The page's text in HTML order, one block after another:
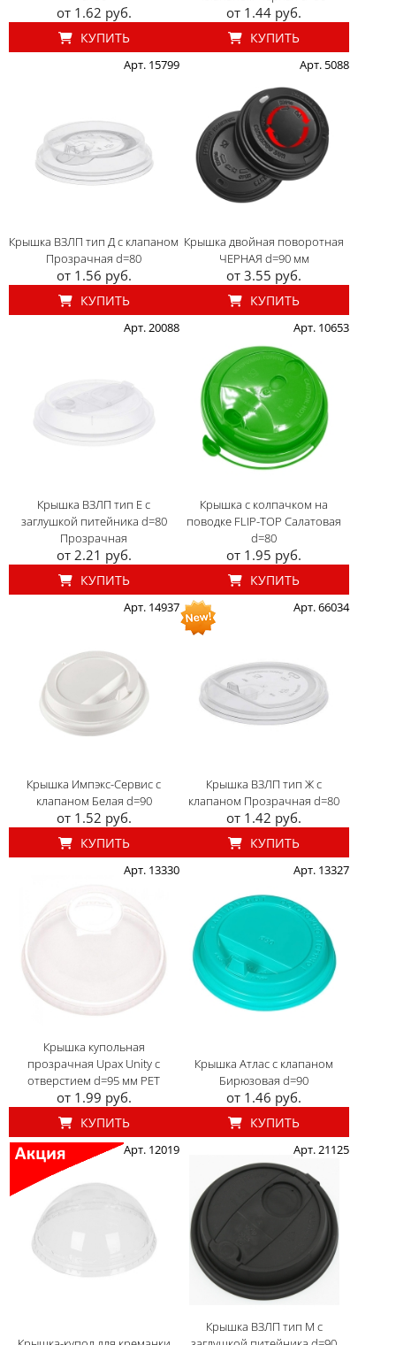
от 1.62 руб.
КУПИТЬ
от 1.44 руб.
КУПИТЬ
Арт. 15799
Крышка ВЗЛП тип Д с клапаном
Прозрачная d=80
от 1.56 руб.
КУПИТЬ
Арт. 5088
Крышка двойная поворотная
ЧЕРНАЯ d=90 мм
от 3.55 руб.
КУПИТЬ
Арт. 20088
Крышка ВЗЛП тип E с
заглушкой питейника d=80
Прозрачная
от 2.21 руб.
КУПИТЬ
Арт. 10653
Крышка с колпачком на
поводке FLIP-TOP Салатовая
d=80
от 1.95 руб.
КУПИТЬ
Арт. 14937
Крышка Импэкс-Сервис с
клапаном Белая d=90
от 1.52 руб.
КУПИТЬ
Арт. 66034
Крышка ВЗЛП тип Ж с
клапаном Прозрачная d=80
от 1.42 руб.
КУПИТЬ
Арт. 13330
Крышка купольная
прозрачная Upax Unity с
отверстием d=95 мм PET
от 1.99 руб.
КУПИТЬ
Арт. 13327
Крышка Атлас с клапаном
Бирюзовая d=90
от 1.46 руб.
КУПИТЬ
Арт. 12019 Арт. 21125
Крышка ВЗЛП тип М с